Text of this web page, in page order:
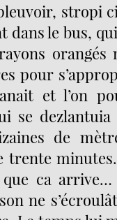
stropi
dans le bus,
pour
et l’on
se dezlantuia
de
minutes.
ca arrive…
ne